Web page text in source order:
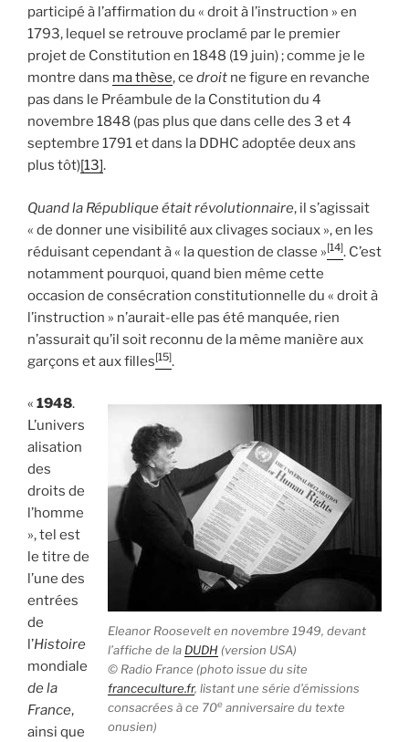
participé à l’affirmation du « droit à l’instruction » en
1793, lequel se retrouve proclamé par le premier
projet de Constitution en 1848 (19 juin) ; comme je le
montre dans ma thèse, ce droit ne figure en revanche
pas dans le Préambule de la Constitution du 4
novembre 1848 (pas plus que dans celle des 3 et 4
septembre 1791 et dans la DDHC adoptée deux ans
plus tôt)[13].
Quand la République était révolutionnaire, il s’agissait
« de donner une visibilité aux clivages sociaux », en les
réduisant cependant à « la question de classe »[14]. C’est
notamment pourquoi, quand bien même cette
occasion de consécration constitutionnelle du « droit à
l’instruction » n’aurait-elle pas été manquée, rien
n’assurait qu’il soit reconnu de la même manière aux
garçons et aux filles[15].
Eleanor Roosevelt en novembre 1949, devant
l’affiche de la DUDH (version USA)
© Radio France (photo issue du site
franceculture.fr, listant une série d’émissions
consacrées à ce 70e anniversaire du texte
onusien)
« 1948.
L’univers
alisation
des
droits de
l’homme
», tel est
le titre de
l’une des
entrées
de
l’Histoire
mondiale
de la
France,
ainsi que